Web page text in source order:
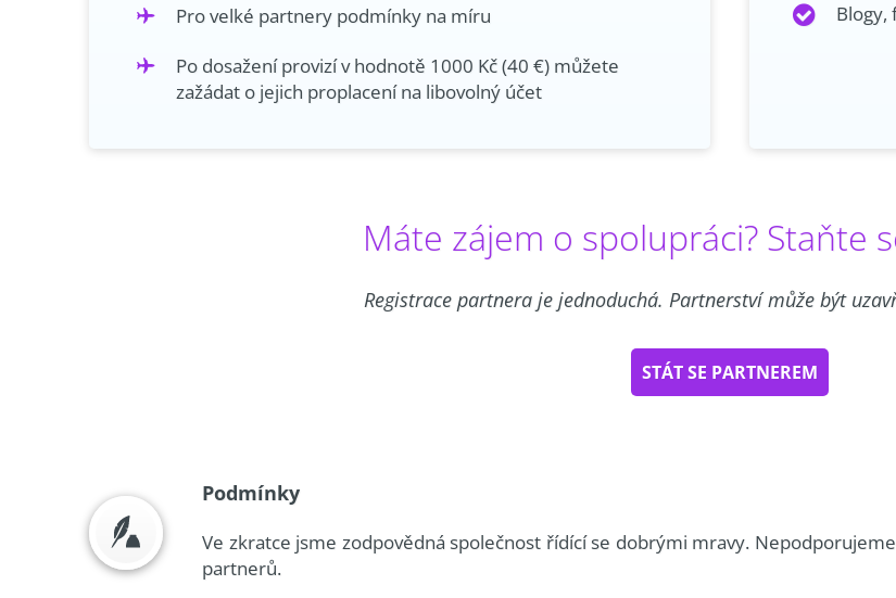
Pro velké partnery podmínky na míru
Po dosažení provizí v hodnotě 1000 Kč (40 €) můžete
zažádat o jejich proplacení na libovolný účet
Blogy,
Máte zájem o spolupráci? Staňte
Registrace partnera je jednoduchá. Partnerství může být
STÁT SE PARTNEREM
Podmínky
Ve zkratce jsme zodpovědná společnost řídící se dobrými mravy.
partnerů.